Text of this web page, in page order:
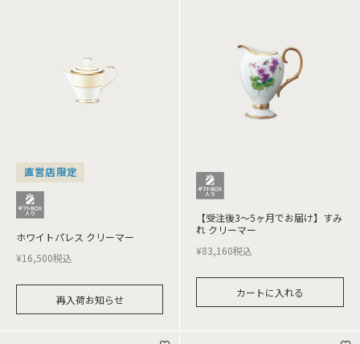
直営店限定
ホワイトパレス クリーマー
¥16,500税込
再入荷お知らせ
【受注後3～5ヶ月でお届け】すみ
れ クリーマー
¥83,160税込
カートに入れる